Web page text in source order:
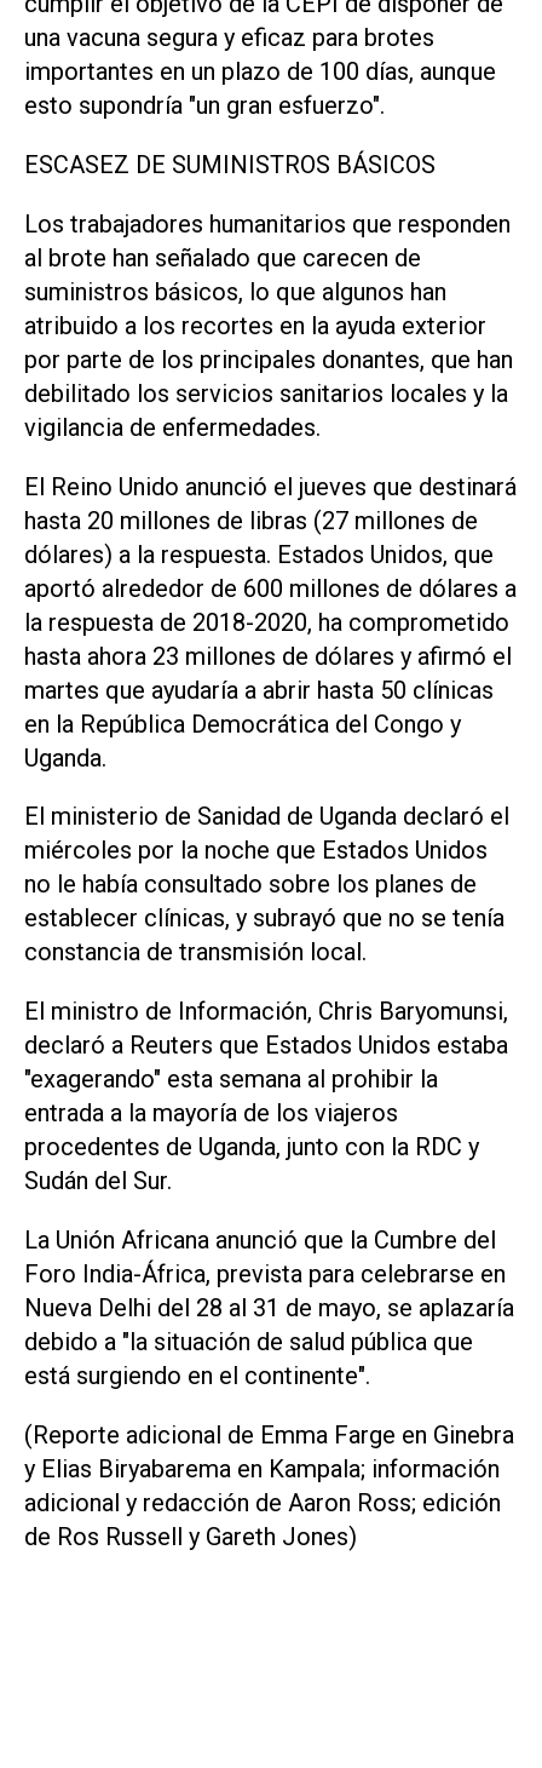
una vacuna segura y eficaz para brotes
importantes en un plazo de 100 días, ‌aunque
esto supondría "un gran esfuerzo".
ESCASEZ DE SUMINISTROS BÁSICOS
Los trabajadores humanitarios que responden
al brote han señalado que carecen de
suministros básicos, lo que algunos han
atribuido a los recortes en la ayuda exterior
por parte de los principales donantes, que han
debilitado los servicios sanitarios locales y la
vigilancia de enfermedades.
El Reino Unido anunció el jueves que destinará
hasta 20 millones de libras (27 millones de
dólares) a la respuesta. Estados Unidos, que
aportó alrededor de 600 millones de dólares a
la respuesta de 2018-2020, ha comprometido
hasta ahora 23 ‌millones de dólares y afirmó el
martes que ayudaría a abrir hasta 50 clínicas
en la República Democrática del Congo y
Uganda.
El ministerio de Sanidad de Uganda declaró el
miércoles por la noche que Estados Unidos
no le había consultado sobre los planes de
establecer clínicas, ‌y subrayó que no se ⁠tenía
constancia de transmisión local.
El ministro de Información, Chris Baryomunsi,
declaró a Reuters que Estados Unidos estaba
"exagerando" esta semana al prohibir la
entrada a la mayoría de los viajeros
procedentes de Uganda, junto con ​la RDC y
Sudán del Sur.
La Unión Africana anunció que la Cumbre del
Foro India-África, prevista para celebrarse en
Nueva Delhi del 28 al 31 de mayo, se aplazaría
debido a "la situación de salud pública que
está surgiendo en el continente".
(Reporte adicional de Emma Farge en Ginebra
y Elias Biryabarema en Kampala; información
adicional y redacción de Aaron Ross; edición
de Ros Russell y Gareth Jones)